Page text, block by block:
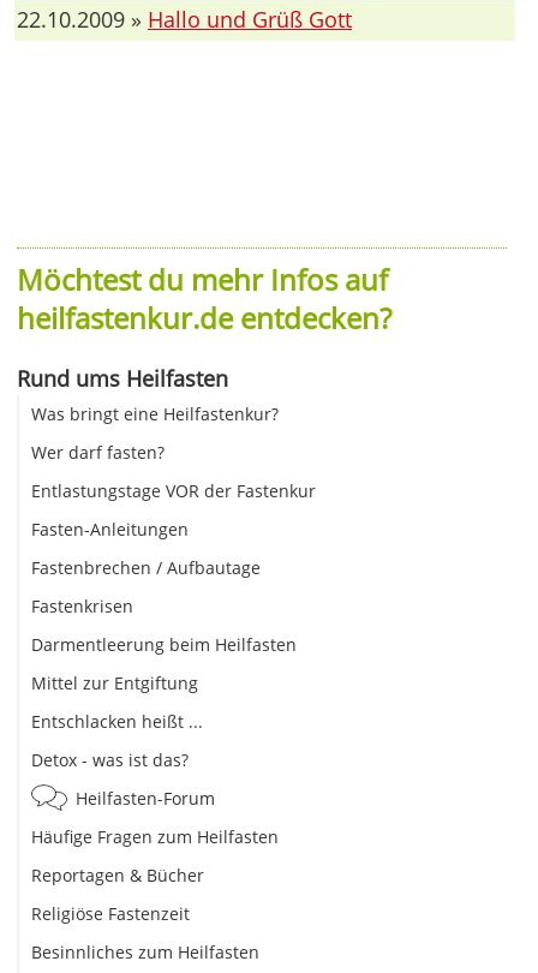
22.10.2009 » Hallo und Grüß Gott
Möchtest du mehr Infos auf
heilfastenkur.de entdecken?
Rund ums Heilfasten
Was bringt eine Heilfastenkur?
Wer darf fasten?
Entlastungstage VOR der Fastenkur
Fasten-Anleitungen
Fastenbrechen / Aufbautage
Fastenkrisen
Darmentleerung beim Heilfasten
Mittel zur Entgiftung
Entschlacken heißt ...
Detox - was ist das?
Heilfasten-Forum
Häufige Fragen zum Heilfasten
Reportagen & Bücher
Religiöse Fastenzeit
Besinnliches zum Heilfasten